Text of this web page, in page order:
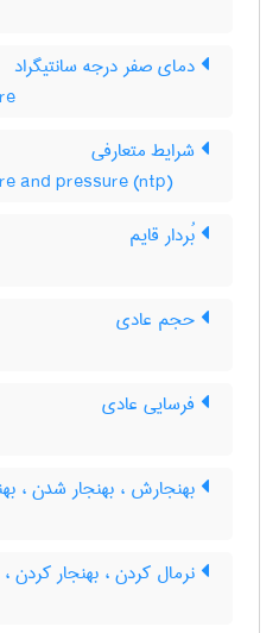
دمای صفر درجه سانتیگراد
شرایط متعارفی
and pressure (ntp)
بُردار قایم
حجم عادی
فرسایی عادی
بهنجارش ، بهنجار شدن ،
نرمال کردن ، بهنجار کردن